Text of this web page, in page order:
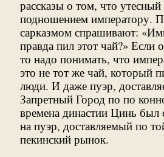
рассказы о том, что утесный
подношением императору.
сарказмом спрашивают:
правда пил этот чай?» Если
то надо понимать, что
это не тот же чай, который
люди. И даже пуэр,
Запретный Город по по
времена династии Цинь был
на пуэр, доставляемый по
пекинский рынок.